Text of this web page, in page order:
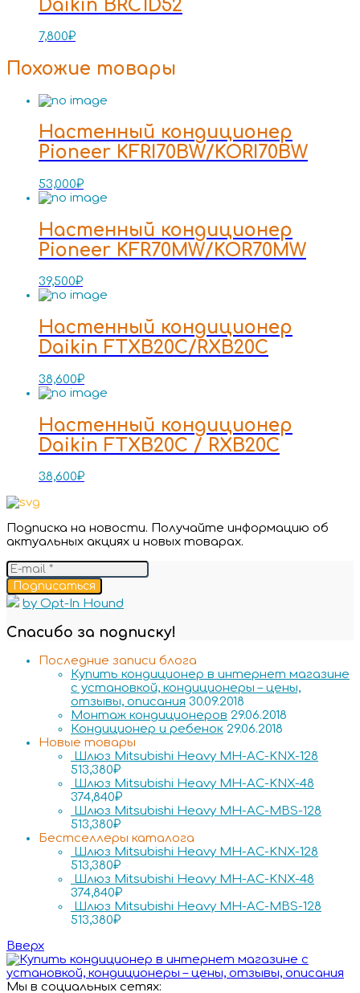
Daikin BRC1D52
7,800₽
Похожие товары
Настенный кондиционер
Pioneer KFRI70BW/KORI70BW
53,000₽
Настенный кондиционер
Pioneer KFR70MW/KOR70MW
39,500₽
Настенный кондиционер
Daikin FTXB20C/RXB20C
38,600₽
Настенный кондиционер
Daikin FTXB20C / RXB20C
38,600₽
Подписка на новости. Получайте информацию об
актуальных акциях и новых товарах.
Подписаться
by Opt-In Hound
Спасибо за подписку!
Последние записи блога
Купить кондиционер в интернет магазине
с установкой, кондиционеры – цены,
отзывы, описания 30.09.2018
Монтаж кондиционеров 29.06.2018
Кондиционер и ребенок 29.06.2018
Новые товары
Шлюз Mitsubishi Heavy MH-AC-KNX-128
513,380₽
Шлюз Mitsubishi Heavy MH-AC-KNX-48
374,840₽
Шлюз Mitsubishi Heavy MH-AC-MBS-128
513,380₽
Бестселлеры каталога
Шлюз Mitsubishi Heavy MH-AC-KNX-128
513,380₽
Шлюз Mitsubishi Heavy MH-AC-KNX-48
374,840₽
Шлюз Mitsubishi Heavy MH-AC-MBS-128
513,380₽
Вверх
Мы в социальных сетях: